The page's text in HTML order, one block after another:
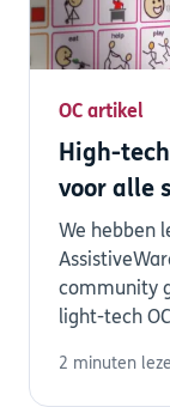
OC artikel
High-tech
voor alle
We hebben
community
light-tech
2 minuten